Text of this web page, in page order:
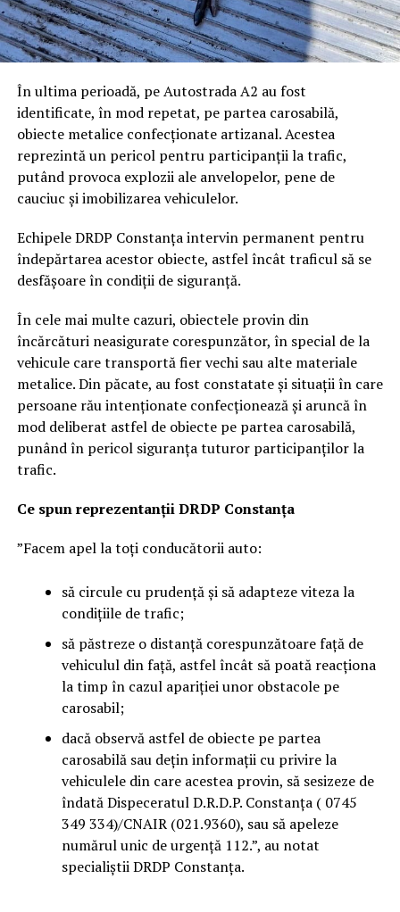
În ultima perioadă, pe Autostrada A2 au fost
identificate, în mod repetat, pe partea carosabilă,
obiecte metalice confecționate artizanal. Acestea
reprezintă un pericol pentru participanții la trafic,
putând provoca explozii ale anvelopelor, pene de
cauciuc și imobilizarea vehiculelor.
Echipele DRDP Constanța intervin permanent pentru
îndepărtarea acestor obiecte, astfel încât traficul să se
desfășoare în condiții de siguranță.
În cele mai multe cazuri, obiectele provin din
încărcături neasigurate corespunzător, în special de la
vehicule care transportă fier vechi sau alte materiale
metalice. Din păcate, au fost constatate și situații în care
persoane rău intenționate confecționează și aruncă în
mod deliberat astfel de obiecte pe partea carosabilă,
punând în pericol siguranța tuturor participanților la
trafic.
Ce spun reprezentanții DRDP Constanța
”Facem apel la toți conducătorii auto:
să circule cu prudență și să adapteze viteza la
condițiile de trafic;
să păstreze o distanță corespunzătoare față de
vehiculul din față, astfel încât să poată reacționa
la timp în cazul apariției unor obstacole pe
carosabil;
dacă observă astfel de obiecte pe partea
carosabilă sau dețin informații cu privire la
vehiculele din care acestea provin, să sesizeze de
îndată Dispeceratul D.R.D.P. Constanța ( 0745
349 334)/CNAIR (021.9360), sau să apeleze
numărul unic de urgență 112.”, au notat
specialiștii DRDP Constanța.